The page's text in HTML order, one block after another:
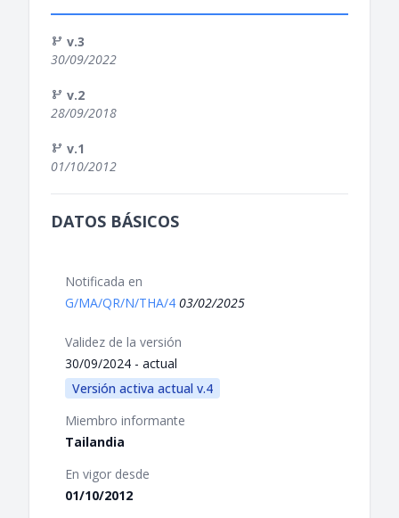
v.3
30/09/2022
v.2
28/09/2018
v.1
01/10/2012
DATOS BÁSICOS
Notificada en
G/MA/QR/N/THA/4 03/02/2025
Validez de la versión
30/09/2024 - actual
Versión activa actual v.4
Miembro informante
Tailandia
En vigor desde
01/10/2012